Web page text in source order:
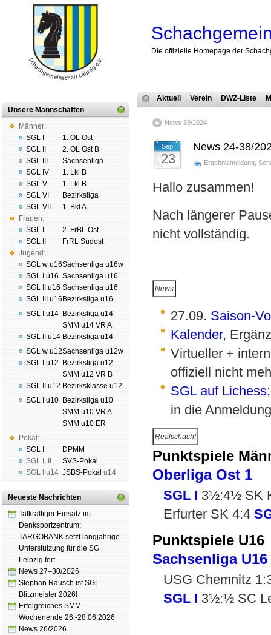
Die offizielle Homepage der
Unsere Mannschaften
Männer:
SGL I
SGL II
SGL III
SGL IV
SGL V
SGL VI
SGL VII
Frauen:
SGL I
SGL II
Jugend:
SGL w u16
SGL I u16
SGL II u16
SGL III u16
SGL I u14
SGL II u14
SGL w u12
SGL I u12
SGL II u12
SGL I u10
Pokal:
SGL I
SGL I ,
SGL I
u14
1. OL Ost
2. OL Ost B
Sachsenliga
1. Lkl B
1. Lkl B
Bezirksliga
1. Bkl A
2. FrBL Ost
FrRL Südost
Sachsenliga u16w
Sachsenliga u16
Sachsenliga u16
Bezirksliga u16
Bezirksliga u14
SMM u14 VR A
Bezirksliga u14
Sachsenliga u12w
Bezirksliga u12
SMM u12 VR B
Bezirksklasse u12
Bezirksliga u10
SMM u10 VR A
SMM u10 ER
DPMM
SVS-Pokal
JSBS-Pokal u14
Neueste Nachrichten
Tatkräftiger Einsatz im
Denksportzentrum:
TARGOBANK setzt langjährige
Unterstützung für die SG
Leipzig fort
News 27–30/2026
Stephan Rausch ist SGL-
Blitzmeister 2026!
Erfolgreiches SMM-
Wochenende 26.-28.06.2026
News 26/2026
Aktuell Verein DWZ-Liste
News 39/2024
Sep.
23
News 24-38/
Ergebnismeldung
Hallo zusammen!
Nach längerer
nicht vollständig.
News
27.09. Saison-
Kalender,
Virtueller +
offiziell nicht
SGL auf Lichess
in die
Realschach!
Punktspiele
Oberliga Ost 1
SGL I 3½:4½ SK
Erfurter SK 4:4
Punktspiele U16
Sachsenliga U16
USG Chemnitz
SGL I 3½:½ SC